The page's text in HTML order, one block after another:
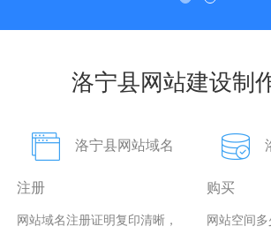
洛宁县网站建设制
洛宁县网站域名
注册
网站域名注册证明复印清晰，
购买
网站空间